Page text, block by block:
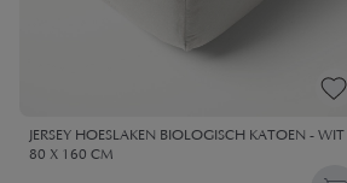
JERSEY HOESLAKEN BIOLOGISCH KATOEN - WIT |
80 X 160 CM